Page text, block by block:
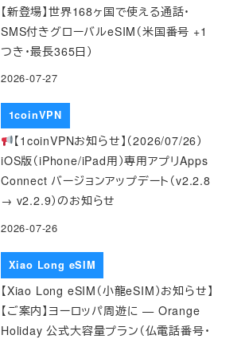
【新登場】世界168ヶ国で使える通話・
SMS付きグローバルeSIM（米国番号 +1
つき・最長365日）
2026-07-27
1coinVPN
【1coinVPNお知らせ】（2026/07/26）
iOS版（iPhone/iPad用）専用アプリApps
Connect バージョンアップデート（v2.2.8
→ v2.2.9）のお知らせ
2026-07-26
Xiao Long eSIM
【Xiao Long eSIM（小龍eSIM）お知らせ】
【ご案内】ヨーロッパ周遊に — Orange
Holiday 公式大容量プラン（仏電話番号・